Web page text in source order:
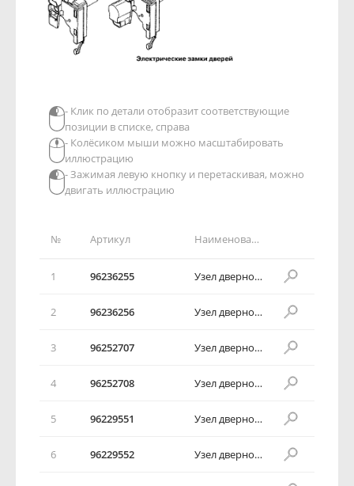
№ Артикул Наименование детали
1 96236255 Узел дверного электропривода
2 96236256 Узел дверного электропривода
3 96252707 Узел дверного электропривода
4 96252708 Узел дверного электропривода
5 96229551 Узел дверного электропривода
6 96229552 Узел дверного электропривода
- Клик по детали отобразит соответствующие
позиции в списке, справа
- Колёсиком мыши можно масштабировать
иллюстрацию
- Зажимая левую кнопку и перетаскивая, можно
двигать иллюстрацию